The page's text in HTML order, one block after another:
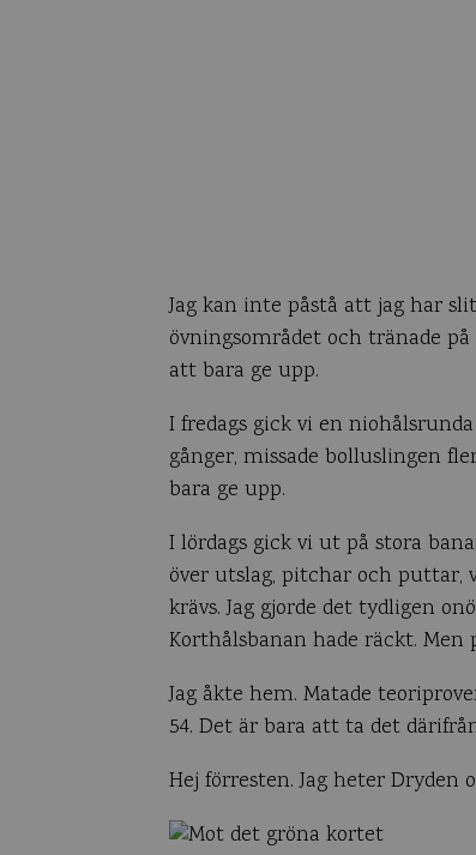
Jag kan inte påstå att jag har
övningsområdet och tränade
att bara ge upp.
I fredags gick vi en
gånger, missade bolluslingen
bara ge upp.
I lördags gick vi ut på stora
över utslag, pitchar och puttar,
krävs. Jag gjorde det tydligen
Korthålsbanan hade räckt.
Jag åkte hem. Matade
54. Det är bara att ta det
Hej förresten. Jag heter Dryden